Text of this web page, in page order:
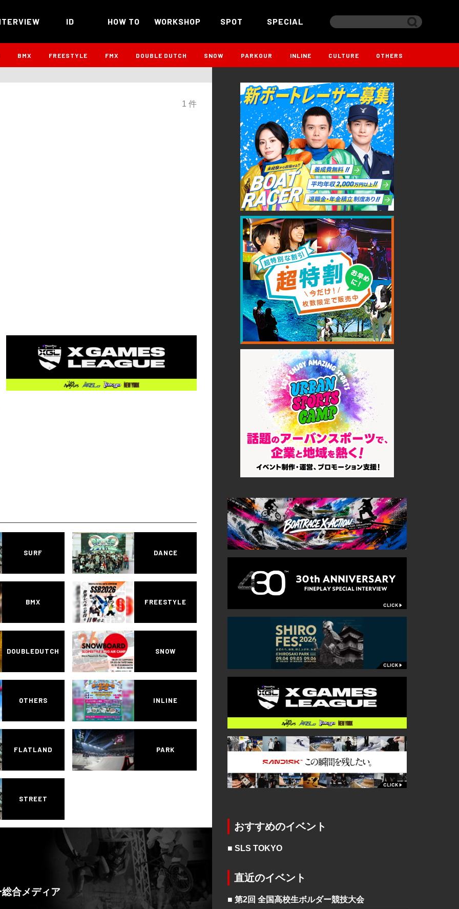
ID HOW TO WORKSHOP SPOT SPECIAL
BMX FREESTYLE FMX DOUBLE DUTCH SNOW PARKOUR INLINE CULTURE OTHERS
1 件
SURF DANCE
BMX FREESTYLE
DOUBLEDUTCH SNOW
OTHERS INLINE
FLATLAND PARK
STREET
合メディア
おすすめのイベント
■ SLS TOKYO
直近のイベント
■ 第2回 全国高校生ボルダー競技大会